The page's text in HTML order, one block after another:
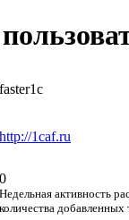
faster1c
http://1caf.ru
0
Недельная активность
количества